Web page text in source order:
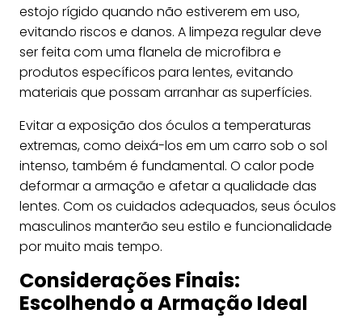
estojo rígido quando não estiverem em uso,
evitando riscos e danos. A limpeza regular deve
ser feita com uma flanela de microfibra e
produtos específicos para lentes, evitando
materiais que possam arranhar as superfícies.
Evitar a exposição dos óculos a temperaturas
extremas, como deixá-los em um carro sob o sol
intenso, também é fundamental. O calor pode
deformar a armação e afetar a qualidade das
lentes. Com os cuidados adequados, seus óculos
masculinos manterão seu estilo e funcionalidade
por muito mais tempo.
Considerações Finais:
Escolhendo a Armação Ideal